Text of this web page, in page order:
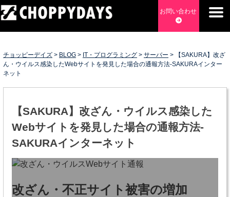
Skip
to
content
支援・ECサイト立ち上げ・Webマーケティング・SEO・ホー
ムページ制作・Web開発・アプリ開発・コーチング チョッピ
ーデイズ ChoppyDays
お問い合わせ
チョッピーデイズ > BLOG > IT・プログラミング > サーバー >
【SAKURA】改ざ
ん・ウイルス感染したWebサイトを発見した場合の通報方法-SAKURAインター
ネット
【SAKURA】改ざん・ウイルス感染した
Webサイトを発見した場合の通報方法-
SAKURAインターネット
改ざん・不正サイト被害の増加